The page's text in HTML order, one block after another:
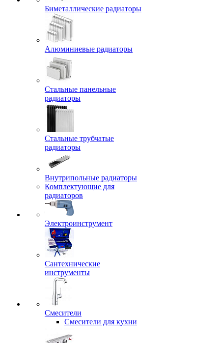
Биметаллические радиаторы
Алюминиевые радиаторы
Стальные панельные
радиаторы
Стальные трубчатые
радиаторы
Внутрипольные радиаторы
Комплектующие для
радиаторов
Электроинструмент
Сантехнические
инструменты
Смесители
Смесители для кухни